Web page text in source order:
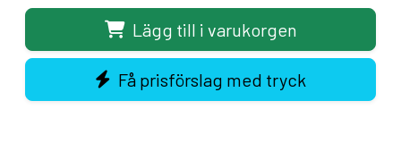
Lägg till i varukorgen
Få prisförslag med tryck